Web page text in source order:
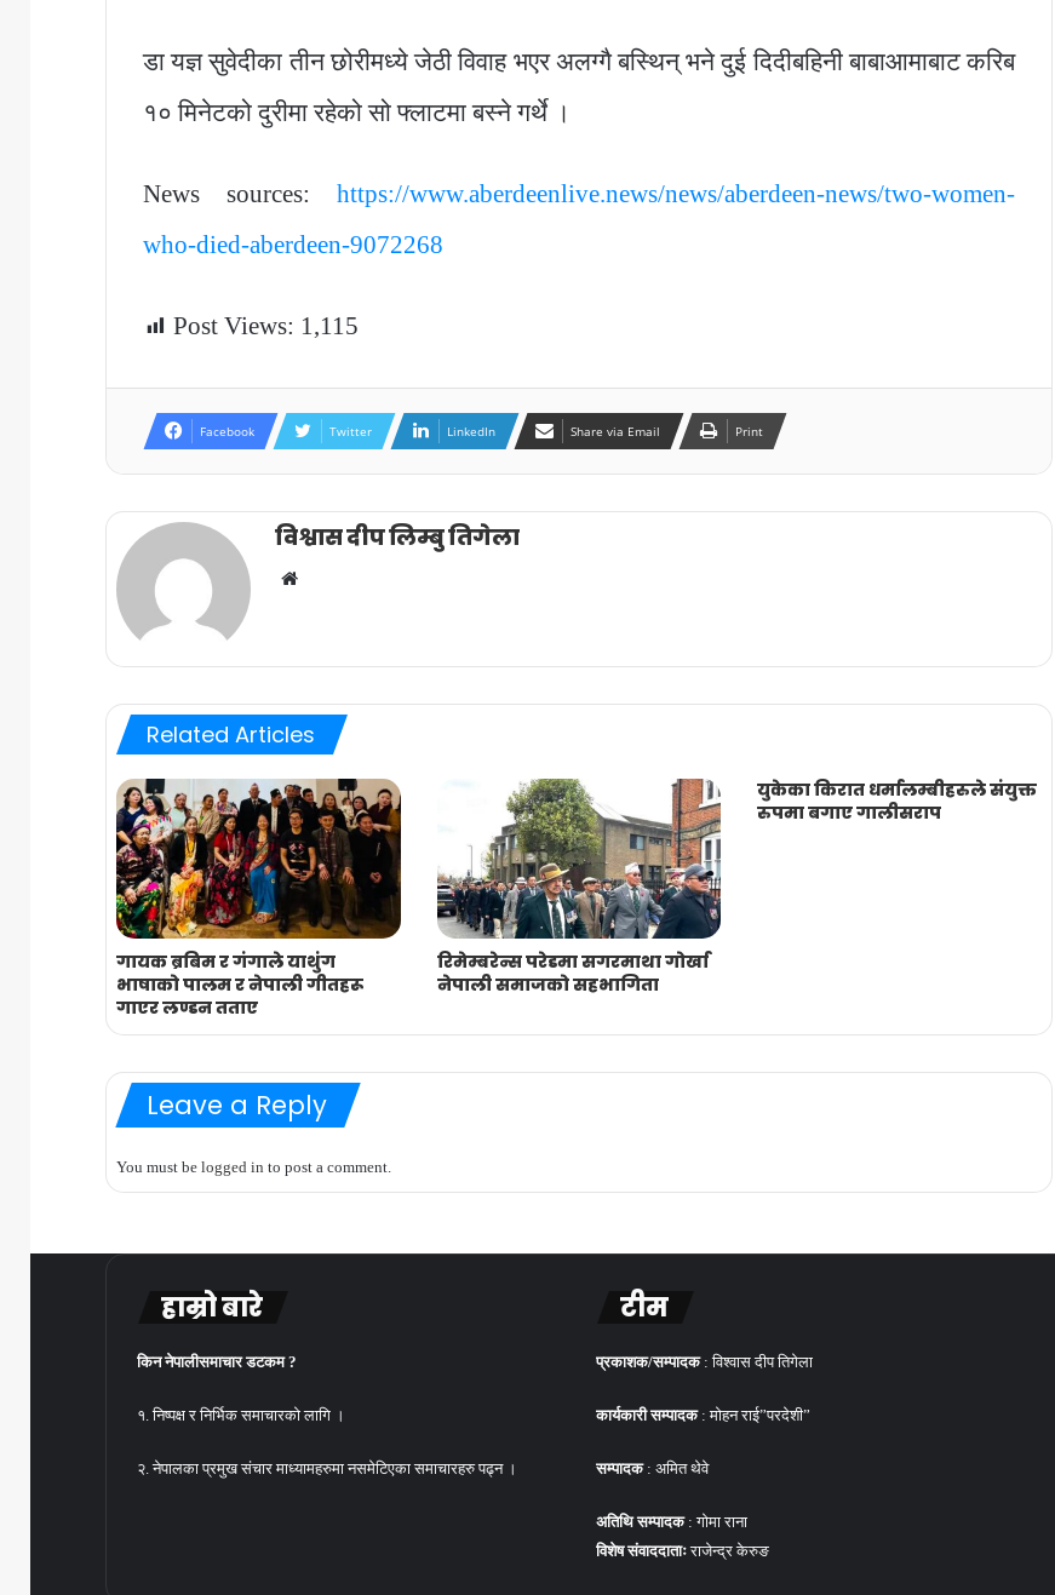
डा यज्ञ सुवेदीका तीन छोरीमध्ये जेठी विवाह भएर अलग्गै बस्थिन् भने दुई दिदीबहिनी बाबाआमाबाट करिब
१० मिनेटको दुरीमा रहेको सो फ्लाटमा बस्ने गर्थे ।
News sources: https://www.aberdeenlive.news/news/aberdeen-news/two-women-
who-died-aberdeen-9072268
Post Views: 1,115
Facebook Twitter LinkedIn Share via Email Print
विश्वास दीप लिम्बु तिगेला
Website
Related Articles
गायक ब्रबिम र गंगाले याथुंग
भाषाको पालम र नेपाली गीतहरू
गाएर लण्डन तताए
रिमेम्बरेन्स परेडमा सगरमाथा गोर्खा
नेपाली समाजको सहभागिता
युकेका किरात धर्मालम्बीहरुले संयुक्त
रुपमा बगाए गालीसराप
Leave a Reply
You must be logged in to post a comment.
हाम्रो बारे
किन नेपालीसमाचार डटकम ?
१. निष्पक्ष र निर्भिक समाचारको लागि ।
२. नेपालका प्रमुख संचार माध्यामहरुमा नसमेटिएका समाचारहरु पढ्न ।
टीम
प्रकाशक/सम्पादक : विश्वास दीप तिगेला
कार्यकारी सम्पादक: मोहन राई”परदेशी”
सम्पादक: अमित थेवे
अतिथि सम्पादक: गोमा राना
विशेष संवाददाताःराजेन्द्र केरुङ